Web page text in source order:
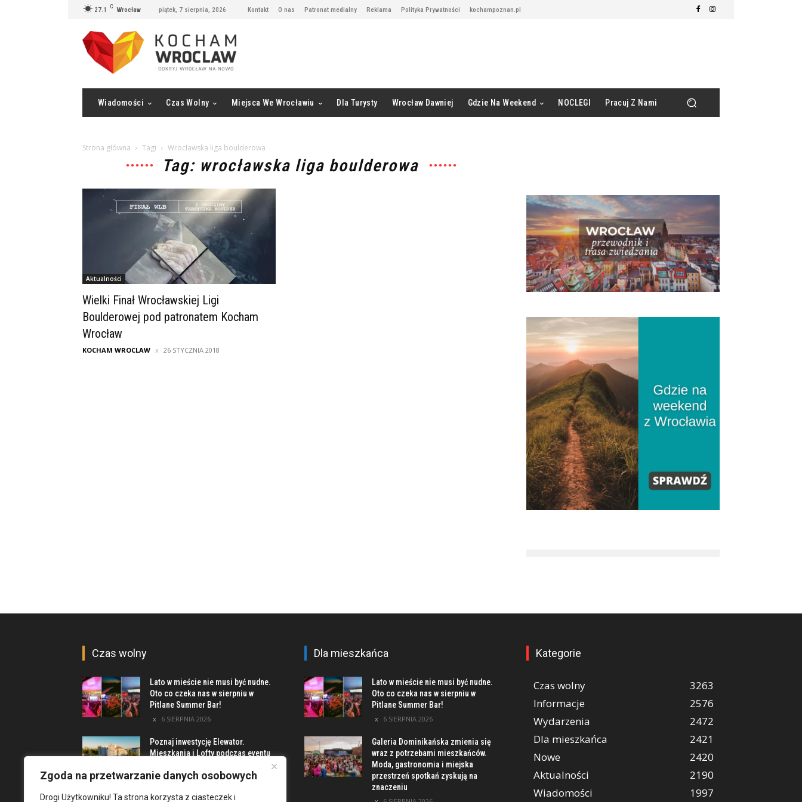
Zgoda na przetwarzanie danych osobowych
Drogi Użytkowniku! Ta strona korzysta z ciasteczek i
27.1 C Wrocław piątek, 7 sierpnia, 2026 Kontakt O nas Patronat medialny Reklama Polityka Prywatności kochampoznan.pl
Wiadomości Czas Wolny Miejsca We Wrocławiu Dla Turysty Wrocław Dawniej Gdzie Na Weekend NOCLEGI Pracuj Z Nami
Strona główna Tagi Wrocławska liga boulderowa
Tag: wrocławska liga boulderowa
Aktualności
Wielki Finał Wrocławskiej Ligi
Boulderowej pod patronatem Kocham
Wrocław
KOCHAM WROCLAW 26 STYCZNIA 2018
Czas wolny
Lato w mieście nie musi być nudne.
Oto co czeka nas w sierpniu w
Pitlane Summer Bar!
6 SIERPNIA 2026
Poznaj inwestycję Elewator.
Mieszkania i Lofty podczas eventu
5 SIERPNIA 2026
Dla mieszkańca
Lato w mieście nie musi być nudne.
Oto co czeka nas w sierpniu w
Pitlane Summer Bar!
6 SIERPNIA 2026
Galeria Dominikańska zmienia się
wraz z potrzebami mieszkańców.
Moda, gastronomia i miejska
przestrzeń spotkań zyskują na
znaczeniu
Kategorie
Czas wolny
3263
Informacje
2576
Wydarzenia
2472
Dla mieszkańca
2421
Nowe
2420
Aktualności
2190
Wiadomości
1997